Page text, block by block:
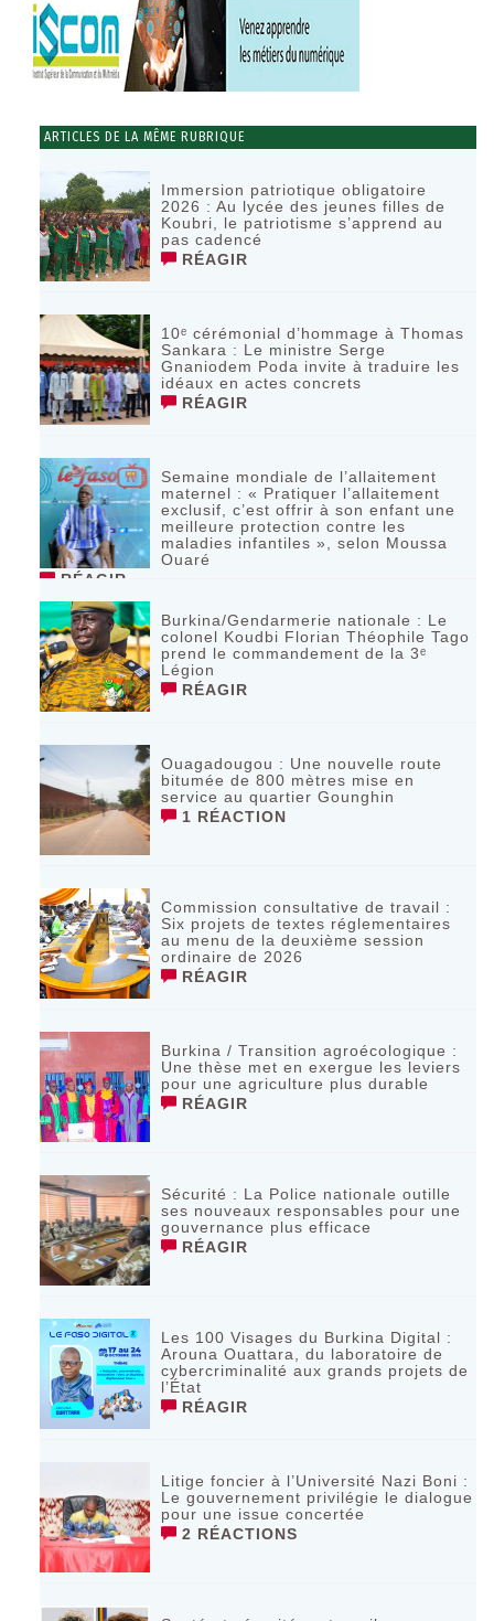
ARTICLES DE LA MÊME RUBRIQUE
Immersion patriotique obligatoire
2026 : Au lycée des jeunes filles de
Koubri, le patriotisme s’apprend au
pas cadencé
RÉAGIR
10ᵉ cérémonial d’hommage à Thomas
Sankara : Le ministre Serge
Gnaniodem Poda invite à traduire les
idéaux en actes concrets
RÉAGIR
Semaine mondiale de l’allaitement
maternel : « Pratiquer l’allaitement
exclusif, c’est offrir à son enfant une
meilleure protection contre les
maladies infantiles », selon Moussa
Ouaré
RÉAGIR
Burkina/Gendarmerie nationale : Le
colonel Koudbi Florian Théophile Tago
prend le commandement de la 3ᵉ
Légion
RÉAGIR
Ouagadougou : Une nouvelle route
bitumée de 800 mètres mise en
service au quartier Gounghin
1 RÉACTION
Commission consultative de travail :
Six projets de textes réglementaires
au menu de la deuxième session
ordinaire de 2026
RÉAGIR
Burkina / Transition agroécologique :
Une thèse met en exergue les leviers
pour une agriculture plus durable
RÉAGIR
Sécurité : La Police nationale outille
ses nouveaux responsables pour une
gouvernance plus efficace
RÉAGIR
Les 100 Visages du Burkina Digital :
Arouna Ouattara, du laboratoire de
cybercriminalité aux grands projets de
l’État
RÉAGIR
Litige foncier à l’Université Nazi Boni :
Le gouvernement privilégie le dialogue
pour une issue concertée
2 RÉACTIONS